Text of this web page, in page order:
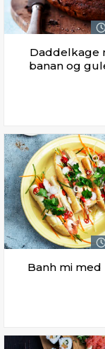
Daddelkage
banan og
Banh mi med